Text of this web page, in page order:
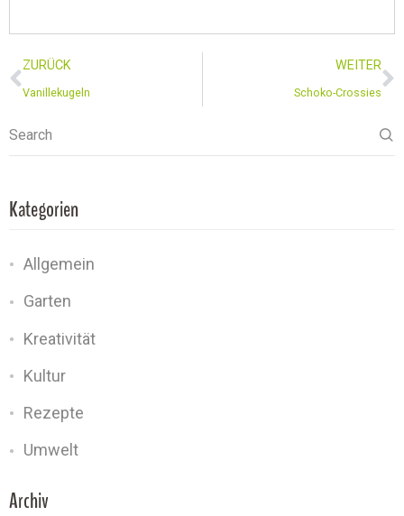
ZURÜCK
Vanillekugeln
WEITER
Schoko-Crossies
Search
Kategorien
Allgemein
Garten
Kreativität
Kultur
Rezepte
Umwelt
Archiv